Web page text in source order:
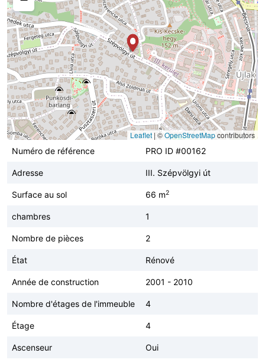
Leaflet | ©OpenStreetMapcontributors
Numéro de référence
PRO ID #00162
Adresse III. Szépvölgyi út
Surface au sol 66 m2
chambres 1
Nombre de pièces 2
État Rénové
Année de construction 2001 - 2010
Nombre d'étages de l'immeuble 4
Étage 4
Ascenseur Oui